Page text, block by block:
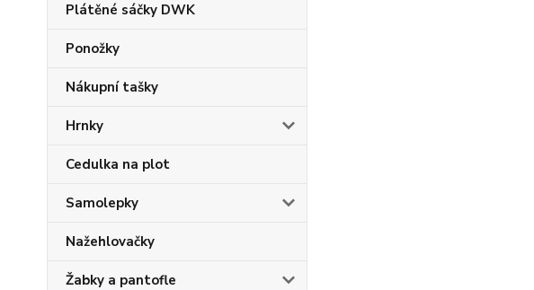
Plátěné sáčky DWK
Ponožky
Nákupní tašky
Hrnky
Cedulka na plot
Samolepky
Nažehlovačky
Žabky a pantofle